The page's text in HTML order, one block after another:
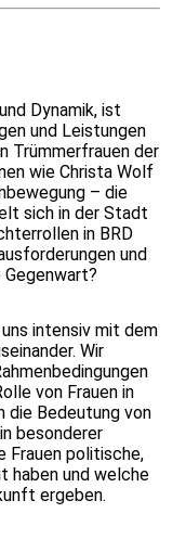
Dynamik, ist
und Leistungen
Trümmerfrauen der
wie Christa Wolf
– die
sich in der Stadt
in BRD
und
Gegenwart?
intensiv mit dem
Wir
von Frauen in
die Bedeutung von
besonderer
Frauen politische,
haben und welche
ergeben.